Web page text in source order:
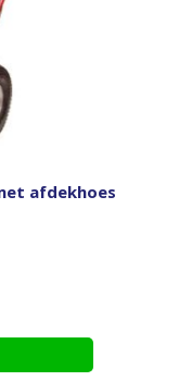
afdekhoes